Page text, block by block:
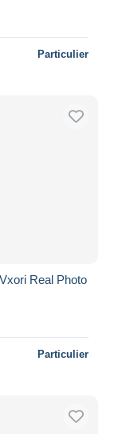
Particulier
Real Photo
Particulier